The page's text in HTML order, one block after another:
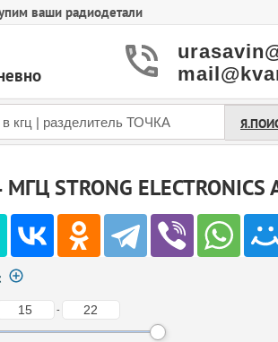
ваши радиодетали
ELECTRONICS
-